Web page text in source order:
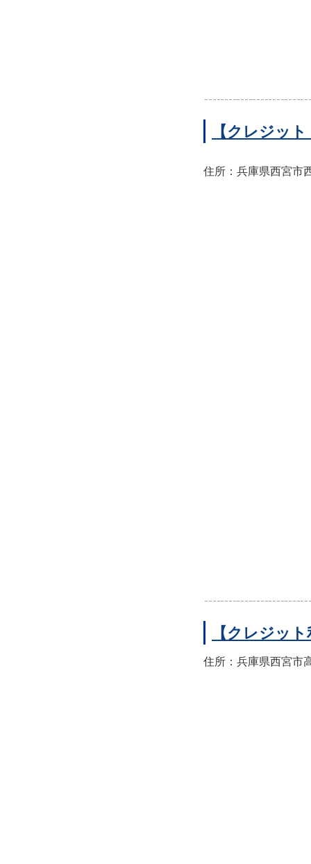
【クレジッ
住所：兵庫県西宮市
【クレジッ
住所：兵庫県西宮市